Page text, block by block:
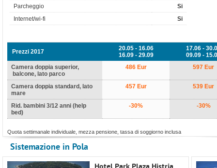
Parcheggio
Si
Internet/wi-fi
Si
Prezzi 2017
20.05 - 16.06
16.09 - 29.09
17.06 -
09.09 -
Camera doppia superior,
balcone, lato parco
486 Eur 597 Eur
Camera doppia standard, lato
mare
457 Eur 539 Eur
Rid. bambini 3/12 anni (help
bed)
-30% -30%
Quota settimanale individuale, mezza pensione, tassa di soggiorno inclusa
Sistemazione in Pola